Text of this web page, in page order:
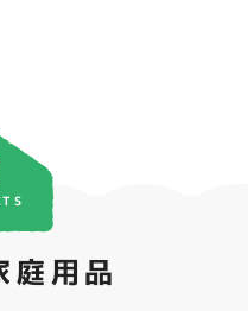
庭用品